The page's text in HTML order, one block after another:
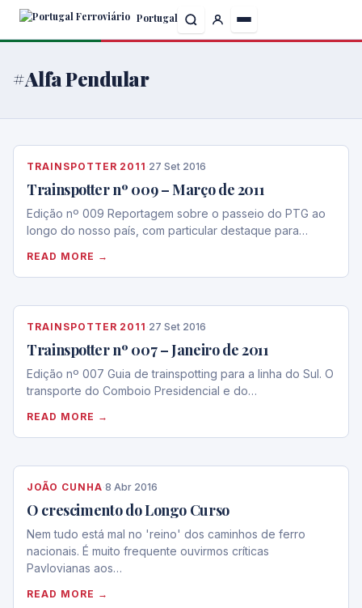
Skip
content
Portugal
#Alfa Pendular
TRAINSPOTTER 2011 ·27 Set 2016
Trainspotter nº 009 – Março de 2011
Edição nº 009 Reportagem sobre o passeio do PTG ao
longo do nosso país, com particular destaque para…
READ MORE →
TRAINSPOTTER 2011 ·27 Set 2016
Trainspotter nº 007 – Janeiro de 2011
Edição nº 007 Guia de trainspotting para a linha do Sul. O
transporte do Comboio Presidencial e do…
READ MORE →
JOÃO CUNHA·8 Abr 2016
O crescimento do Longo Curso
Nem tudo está mal no 'reino' dos caminhos de ferro
nacionais. É muito frequente ouvirmos críticas
Pavlovianas aos…
READ MORE →